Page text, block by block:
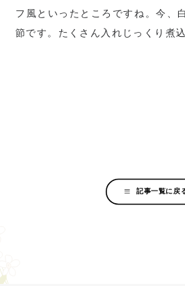
フ風といったところですね。今、
節です。たくさん入れじっくり煮
記事一覧に戻